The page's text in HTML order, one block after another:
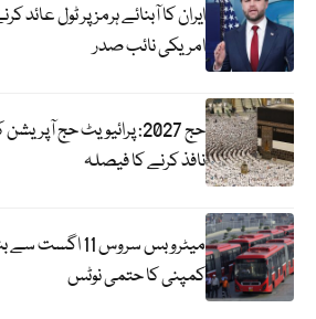
ایران کا آبنائے ہرمز پر ٹول عائد
امریکی نائب صدر
حج 2027: پرائیویٹ حج
نافذ کرنے کا فیصلہ
میٹرو بس سروس
کمپنی کا حتمی نوٹس